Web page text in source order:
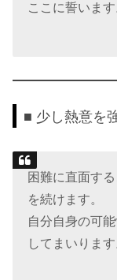
ここに誓います
■ 少し熱意を
困難に直面す
を続けます。
自分自身の可
してまいります